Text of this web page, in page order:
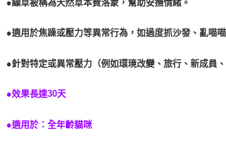
●適用於焦躁或壓力等異常行為，如過度抓沙發、亂喵
●針對特定或異常壓力（例如環璄改變、旅行、新成員
●效果長達30天
●適用於：全年齡貓咪